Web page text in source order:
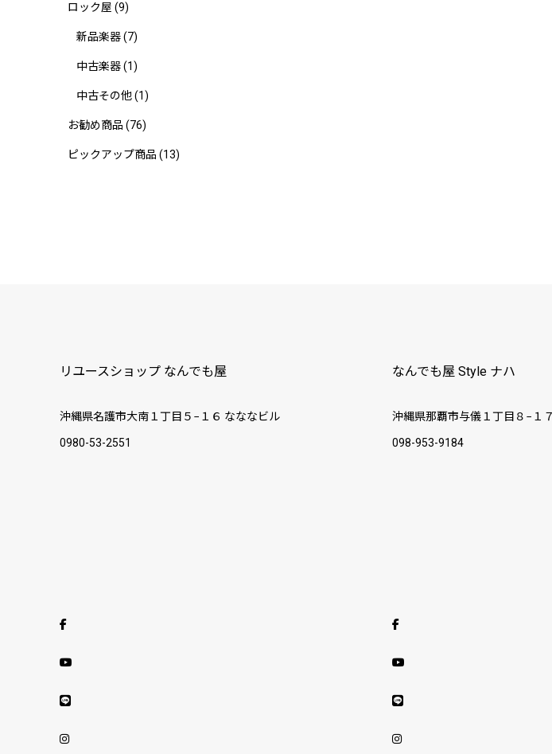
ロック屋 (9)
新品楽器(7)
中古楽器(1)
中古その他(1)
お勧め商品 (76)
ピックアップ商品 (13)
リユースショップ なんでも屋
沖縄県名護市大南１丁目５−１６ なななビル
0980-53-2551
なんでも屋 Style ナハ
沖縄県那覇市与儀１丁目８−１７
098-953-9184